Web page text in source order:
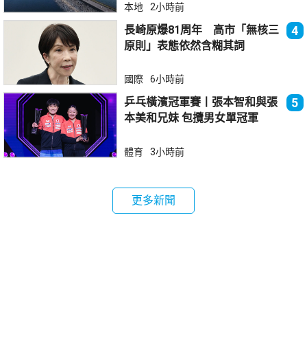
本地 2小時前
長崎原爆81周年 高市「無核三
原則」表態依然含糊其詞
4
國際 6小時前
乒乓橫濱冠軍賽丨張本智和與張
本美和兄妹 包攬男女單冠軍
5
體育 3小時前
更多新聞